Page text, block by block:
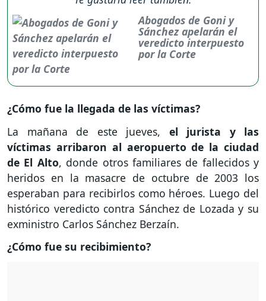
Abogados de Goni y
Sánchez apelarán el
veredicto interpuesto
por la Corte
¿Cómo fue la llegada de las víctimas?
La mañana de este jueves, el jurista y las
víctimas arribaron al aeropuerto de la ciudad
de El Alto, donde otros familiares de fallecidos y
heridos en la masacre de octubre de 2003 los
esperaban para recibirlos como héroes. Luego del
histórico veredicto contra Sánchez de Lozada y su
exministro Carlos Sánchez Berzaín.
¿Cómo fue su recibimiento?